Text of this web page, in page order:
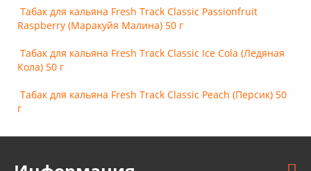
Табак для кальяна Fresh Track Classic Passionfruit
Raspberry (Маракуйя Малина) 50 г
Табак для кальяна Fresh Track Classic Ice Cola (Ледяная
Кола) 50 г
Табак для кальяна Fresh Track Classic Peach (Персик) 50
г